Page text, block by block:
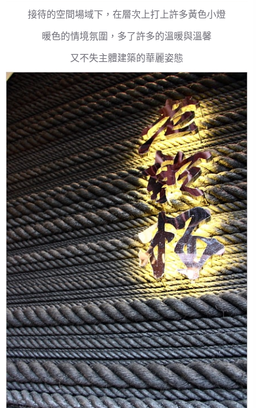
接待的空間場域下，在層次上打上許多黃色小燈
暖色的情境氛圍，多了許多的溫暖與溫馨
又不失主體建築的華麗姿態